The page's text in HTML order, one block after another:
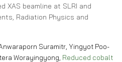
beamline at SLRI and
Radiation Physics and
Suramitr, Yingyot Poo-
Worayingyong, Reduced cobalt